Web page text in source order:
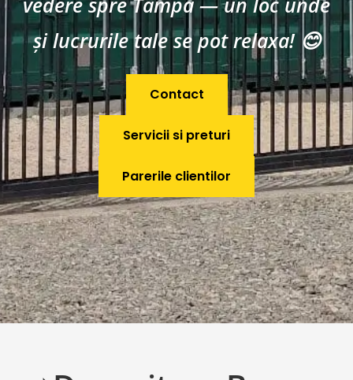
și lucrurile tale se pot relaxa! 😊
Contact
Servicii si preturi
Parerile clientilor